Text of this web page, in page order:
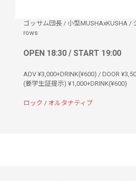
ゴッサム団長 / 小型MUSHAxKUSHA /
rows
OPEN 18:30 / START 19:00
ADV ¥3,000+DRINK(¥600) / DOOR
(要学生証提示) ¥1,000+DRINK(¥600)
ロック / オルタナティブ